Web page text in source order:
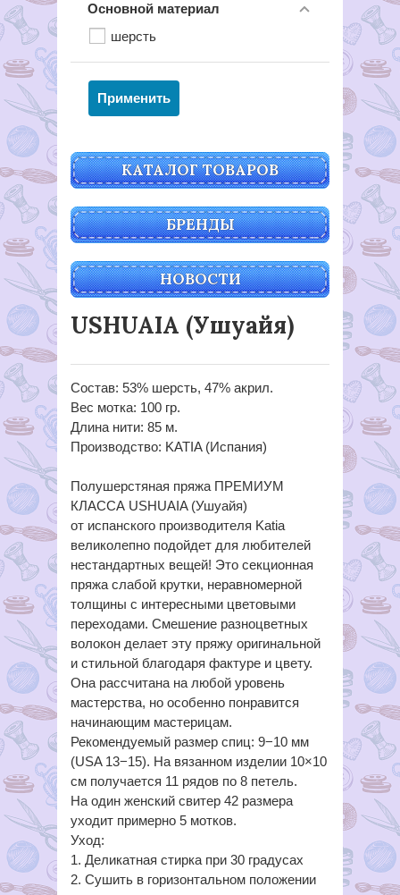
Основной материал
шерсть
КАТАЛОГ ТОВАРОВ
БРЕНДЫ
НОВОСТИ
USHUAIA (Ушуайя)
Состав: 53% шерсть, 47% акрил.
Вес мотка: 100 гр.
Длина нити: 85 м.
Производство: KATIA (Испания)
Полушерстяная пряжа ПРЕМИУМ
КЛАССА USHUAIA (Ушуайя)
от испанского производителя Katia
великолепно подойдет для любителей
нестандартных вещей! Это секционная
пряжа слабой крутки, неравномерной
толщины с интересными цветовыми
переходами. Смешение разноцветных
волокон делает эту пряжу оригинальной
и стильной благодаря фактуре и цвету.
Она рассчитана на любой уровень
мастерства, но особенно понравится
начинающим мастерицам.
Рекомендуемый размер спиц: 9−10 мм
(USA 13−15). На вязанном изделии 10×10
см получается 11 рядов по 8 петель.
На один женский свитер 42 размера
уходит примерно 5 мотков.
Уход:
1. Деликатная стирка при 30 градусах
2. Сушить в горизонтальном положении